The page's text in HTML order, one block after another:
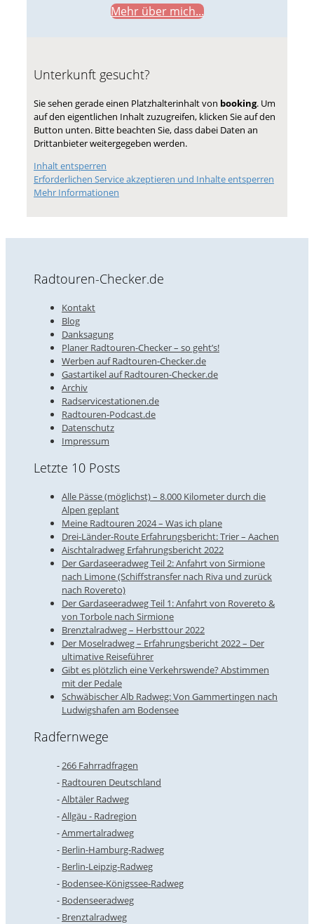
Mehr über mich...
Unterkunft gesucht?
Sie sehen gerade einen Platzhalterinhalt von booking. Um
auf den eigentlichen Inhalt zuzugreifen, klicken Sie auf den
Button unten. Bitte beachten Sie, dass dabei Daten an
Drittanbieter weitergegeben werden.
Inhalt entsperren
Erforderlichen Service akzeptieren und Inhalte entsperren
Mehr Informationen
Radtouren-Checker.de
Kontakt
Blog
Danksagung
Planer Radtouren-Checker – so geht’s!
Werben auf Radtouren-Checker.de
Gastartikel auf Radtouren-Checker.de
Archiv
Radservicestationen.de
Radtouren-Podcast.de
Datenschutz
Impressum
Letzte 10 Posts
Alle Pässe (möglichst) – 8.000 Kilometer durch die
Alpen geplant
Meine Radtouren 2024 – Was ich plane
Drei-Länder-Route Erfahrungsbericht: Trier – Aachen
Aischtalradweg Erfahrungsbericht 2022
Der Gardaseeradweg Teil 2: Anfahrt von Sirmione
nach Limone (Schiffstransfer nach Riva und zurück
nach Rovereto)
Der Gardaseeradweg Teil 1: Anfahrt von Rovereto &
von Torbole nach Sirmione
Brenztalradweg – Herbsttour 2022
Der Moselradweg – Erfahrungsbericht 2022 – Der
ultimative Reiseführer
Gibt es plötzlich eine Verkehrswende? Abstimmen
mit der Pedale
Schwäbischer Alb Radweg: Von Gammertingen nach
Ludwigshafen am Bodensee
Radfernwege
266 Fahrradfragen
Radtouren Deutschland
Albtäler Radweg
Allgäu - Radregion
Ammertalradweg
Berlin-Hamburg-Radweg
Berlin-Leipzig-Radweg
Bodensee-Königssee-Radweg
Bodenseeradweg
Brenztalradweg